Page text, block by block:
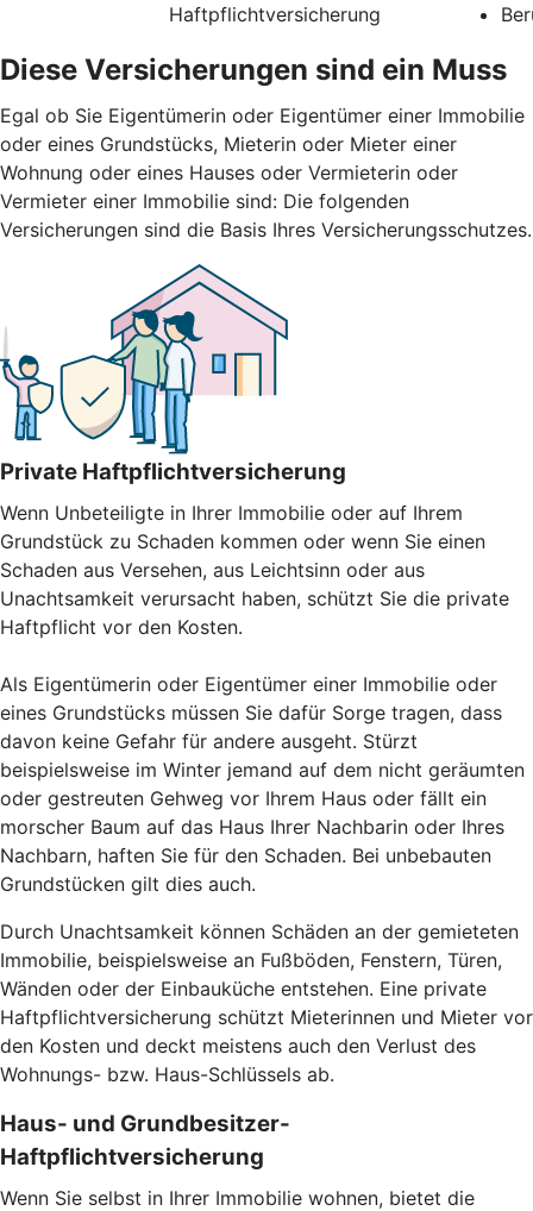
Haftpflichtversicherung
Diese Versicherungen sind ein Muss
Egal ob Sie Eigentümerin oder Eigentümer einer Immobilie
oder eines Grundstücks, Mieterin oder Mieter einer
Wohnung oder eines Hauses oder Vermieterin oder
Vermieter einer Immobilie sind: Die folgenden
Versicherungen sind die Basis Ihres Versicherungsschutzes.
Private Haftpflichtversicherung
Wenn Unbeteiligte in Ihrer Immobilie oder auf Ihrem
Grundstück zu Schaden kommen oder wenn Sie einen
Schaden aus Versehen, aus Leichtsinn oder aus
Unachtsamkeit verursacht haben, schützt Sie die private
Haftpflicht vor den Kosten.
Als Eigentümerin oder Eigentümer einer Immobilie oder
eines Grundstücks müssen Sie dafür Sorge tragen, dass
davon keine Gefahr für andere ausgeht. Stürzt
beispielsweise im Winter jemand auf dem nicht geräumten
oder gestreuten Gehweg vor Ihrem Haus oder fällt ein
morscher Baum auf das Haus Ihrer Nachbarin oder Ihres
Nachbarn, haften Sie für den Schaden. Bei unbebauten
Grundstücken gilt dies auch.
Durch Unachtsamkeit können Schäden an der gemieteten
Immobilie, beispielsweise an Fußböden, Fenstern, Türen,
Wänden oder der Einbauküche entstehen. Eine private
Haftpflichtversicherung schützt Mieterinnen und Mieter vor
den Kosten und deckt meistens auch den Verlust des
Wohnungs- bzw. Haus-Schlüssels ab.
Haus- und Grundbesitzer-
Haftpflichtversicherung
Wenn Sie selbst in Ihrer Immobilie wohnen, bietet die